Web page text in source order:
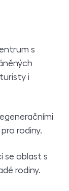
s
i
rodiny.
se oblast s
rodiny.